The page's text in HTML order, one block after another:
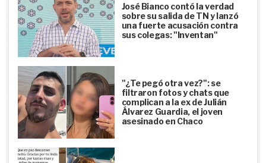
José Bianco contó la verdad
sobre su salida de TN y lanzó
una fuerte acusación contra
sus colegas: "Inventan"
"¿Te pegó otra vez?": se
filtraron fotos y chats que
complican a la ex de Julián
Álvarez Guardia, el joven
asesinado en Chaco